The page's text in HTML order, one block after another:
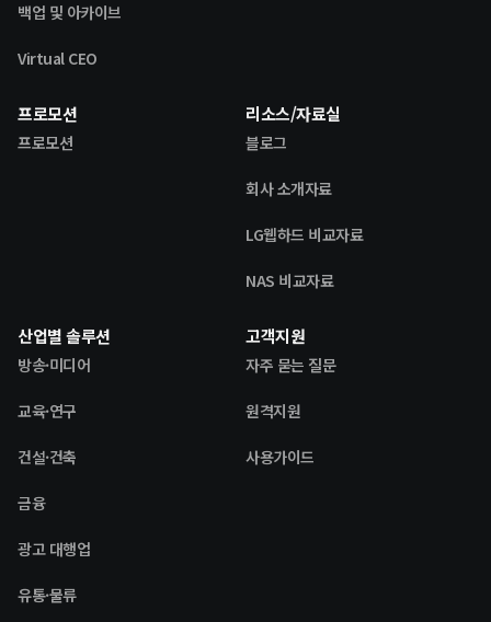
백업 및 아카이브
Virtual CEO
프로모션
프로모션
리소스/자료실
블로그
회사 소개자료
LG웹하드 비교자료
NAS 비교자료
산업별 솔루션
방송·미디어
교육·연구
건설·건축
금융
광고 대행업
유통·물류
고객지원
자주 묻는 질문
원격지원
사용가이드